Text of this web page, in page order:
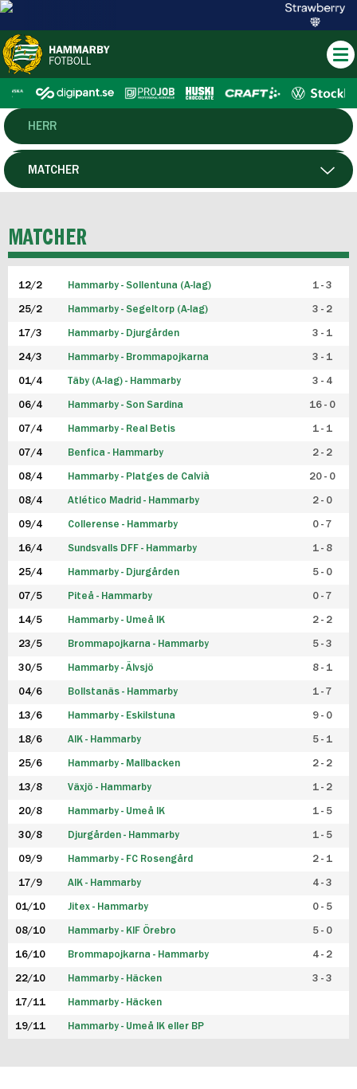
HERR
DAM
P19
F19
FUTSAL HERR
FUTSAL DAM
MATCHER
MATCHER
12/2 Hammarby - Sollentuna (A-lag) 1 - 3
25/2 Hammarby - Segeltorp (A-lag) 3 - 2
17/3 Hammarby - Djurgården 3 - 1
24/3 Hammarby - Brommapojkarna 3 - 1
01/4 Täby (A-lag) - Hammarby 3 - 4
06/4 Hammarby - Son Sardina 16 - 0
07/4 Hammarby - Real Betis 1 - 1
07/4 Benfica - Hammarby 2 - 2
08/4 Hammarby - Platges de Calvià 20 - 0
08/4 Atlético Madrid - Hammarby 2 - 0
09/4 Collerense - Hammarby 0 - 7
16/4 Sundsvalls DFF - Hammarby 1 - 8
25/4 Hammarby - Djurgården 5 - 0
07/5 Piteå - Hammarby 0 - 7
14/5 Hammarby - Umeå IK 2 - 2
23/5 Brommapojkarna - Hammarby 5 - 3
30/5 Hammarby - Älvsjö 8 - 1
04/6 Bollstanäs - Hammarby 1 - 7
13/6 Hammarby - Eskilstuna 9 - 0
18/6 AIK - Hammarby 5 - 1
25/6 Hammarby - Mallbacken 2 - 2
13/8 Växjö - Hammarby 1 - 2
20/8 Hammarby - Umeå IK 1 - 5
30/8 Djurgården - Hammarby 1 - 5
09/9 Hammarby - FC Rosengård 2 - 1
17/9 AIK - Hammarby 4 - 3
01/10 Jitex - Hammarby 0 - 5
08/10 Hammarby - KIF Örebro 5 - 0
16/10 Brommapojkarna - Hammarby 4 - 2
22/10 Hammarby - Häcken 3 - 3
17/11 Hammarby - Häcken
19/11 Hammarby - Umeå IK eller BP